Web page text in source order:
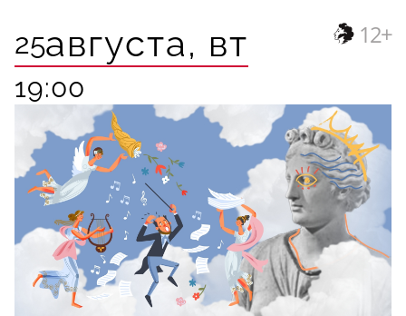
25августа, вт
19:00
12+